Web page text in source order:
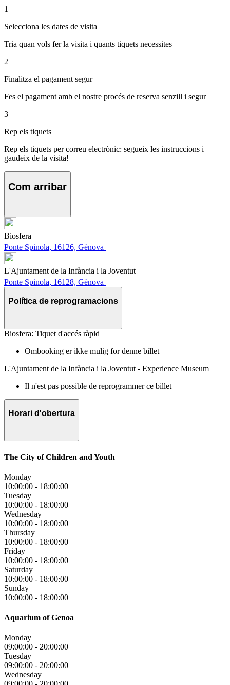
1
Selecciona les dates de visita
Tria quan vols fer la visita i quants tiquets necessites
2
Finalitza el pagament segur
Fes el pagament amb el nostre procés de reserva senzill i segur
3
Rep els tiquets
Rep els tiquets per correu electrònic: segueix les instruccions i
gaudeix de la visita!
Com arribar
Biosfera
Ponte Spinola, 16126, Gènova
L'Ajuntament de la Infància i la Joventut
Ponte Spinola, 16128, Gènova
Política de reprogramacions
Biosfera: Tiquet d'accés ràpid
Ombooking er ikke mulig for denne billet
L'Ajuntament de la Infància i la Joventut - Experience Museum
Il n'est pas possible de reprogrammer ce billet
Horari d'obertura
The City of Children and Youth
Monday
10:00:00 - 18:00:00
Tuesday
10:00:00 - 18:00:00
Wednesday
10:00:00 - 18:00:00
Thursday
10:00:00 - 18:00:00
Friday
10:00:00 - 18:00:00
Saturday
10:00:00 - 18:00:00
Sunday
10:00:00 - 18:00:00
Aquarium of Genoa
Monday
09:00:00 - 20:00:00
Tuesday
09:00:00 - 20:00:00
Wednesday